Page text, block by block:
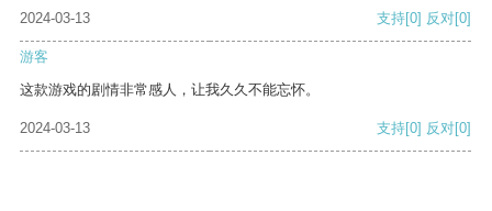
2024-03-13 支持[0] 反对[0]
游客
这款游戏的剧情非常感人，让我久久不能忘怀。
2024-03-13 支持[0] 反对[0]